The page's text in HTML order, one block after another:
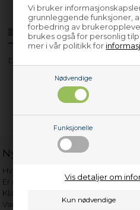
Vi bruker
grunnleggende funksjoner,
forbedring av
brukes også for personlig
mer i vår politikk for
Nødvendige
Funksjonelle
Vis detaljer om
Produktinfo
DC509E
Nyttige lenker
Hvor gammelt er apparatet mitt?
Er det verdt å reparere?
Klage på bassengrobot
Vannets hardhetsgrad